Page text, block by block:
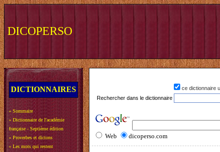
DICOPERSO
DICTIONNAIRES
» Sommaire
» Dictionnaire de l'académie
française - Septième édition
» Proverbes et dictons
» Les mots qui restent
ce dictionnaire
Rechercher dans le dictionnaire
Web dicoperso.com